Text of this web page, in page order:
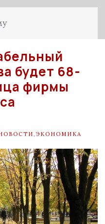
будет 68-
фирмы
ЭКОНОМИКА